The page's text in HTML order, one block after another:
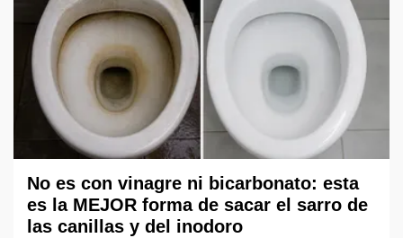
No es con vinagre ni bicarbonato: esta
es la MEJOR forma de sacar el sarro de
las canillas y del inodoro